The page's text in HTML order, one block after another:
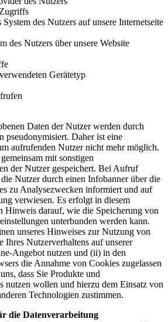
des Nutzers auf unsere Internetseite
des Nutzers über unsere Website
Gerätetyp
Daten der Nutzer werden durch
pseudonymisiert. Daher ist eine
aufrufenden Nutzer nicht mehr möglich.
mit sonstigen
der Nutzer gespeichert. Bei Aufruf
Nutzer durch einen Infobanner über die
zu Analysezwecken informiert und auf
verwiesen. Es erfolgt in diesem
Hinweis darauf, wie die Speicherung von
unterbunden werden kann.
unseres Hinweises zur Nutzung von
Ihres Nutzerverhaltens auf unserer
Angebot nutzen und (ii) in den
die Annahme von Cookies zugelassen
dass Sie Produkte und
nutzen wollen und hierzu dem Einsatz von
Technologien zustimmen.
die Datenverarbeitung